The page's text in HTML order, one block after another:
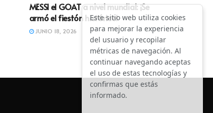
MESSI el GOAT a nivel mundial: ¡Se
armó el fiestón histórico!
JUNIO 18, 2026
Este sitio web utiliza cookies
para mejorar la experiencia
del usuario y recopilar
métricas de navegación. Al
continuar navegando aceptas
el uso de estas tecnologías y
confirmas que estás
informado.